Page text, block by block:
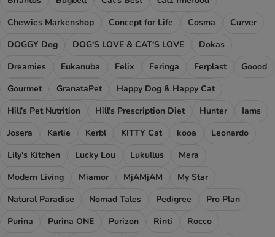
Chewies Markenshop
Concept for Life Cosma
Curver
DOGGY Dog
DOG‘S LOVE & CAT‘S LOVE
Dokas
Dreamies
Eukanuba Felix Feringa Ferplast
Goood
Gourmet
GranataPet
Happy Dog & Happy Cat
Hill’s Pet Nutrition
Hill's Prescription Diet Hunter
Iams
Josera
Karlie Kerbl KITTY Cat kooa
Leonardo
Lily's Kitchen
Lucky Lou Lukullus
Mera
Modern Living
Miamor MjAMjAM
My Star
Natural Paradise
Nomad Tales Pedigree
Pro Plan
Purina
Purina ONE Purizon Rinti
Rocco